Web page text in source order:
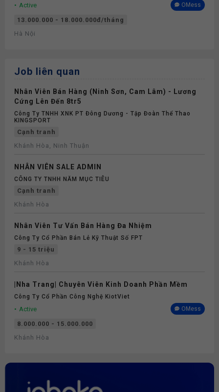
Active OMess
13.000.000 - 18.000.000đ/tháng
Hà Nội
Job liên quan
Nhân Viên Bán Hàng (Ninh Sơn, Cam Lâm) - Lương
Cứng Lên Đến 8tr5
Công Ty TNHH XNK PT Đông Dương - Tập Đoàn Thể Thao
KINGSPORT
Cạnh tranh
Khánh Hòa, Ninh Thuận
NHÂN VIÊN SALE ADMIN
CÔNG TY TNHH NĂM MỤC TIÊU
Cạnh tranh
Khánh Hòa
Nhân Viên Tư Vấn Bán Hàng Đa Nhiệm
Công Ty Cổ Phần Bán Lẻ Kỹ Thuật Số FPT
9 - 15 triệu
Khánh Hòa
|Nha Trang| Chuyên Viên Kinh Doanh Phần Mềm
Công Ty Cổ Phần Công Nghệ KiotViet
Active OMess
8.000.000 - 15.000.000
Khánh Hòa